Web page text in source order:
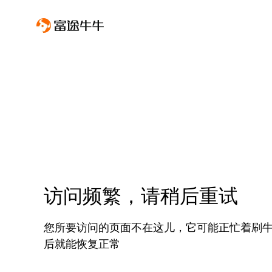
访问频繁，请稍后重试
您所要访问的页面不在这儿，它可能正忙着刷
后就能恢复正常